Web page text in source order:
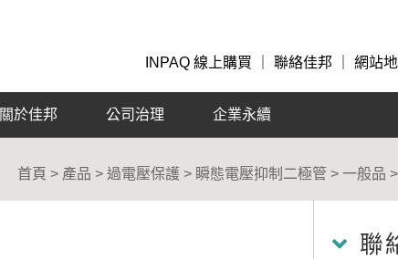
INPAQ 線上購買 聯絡佳邦 網站
關於佳邦 公司治理 企業永續
首頁 > 產品 > 過電壓保護 > 瞬態電壓抑制二極管 > 一般品 >
聯